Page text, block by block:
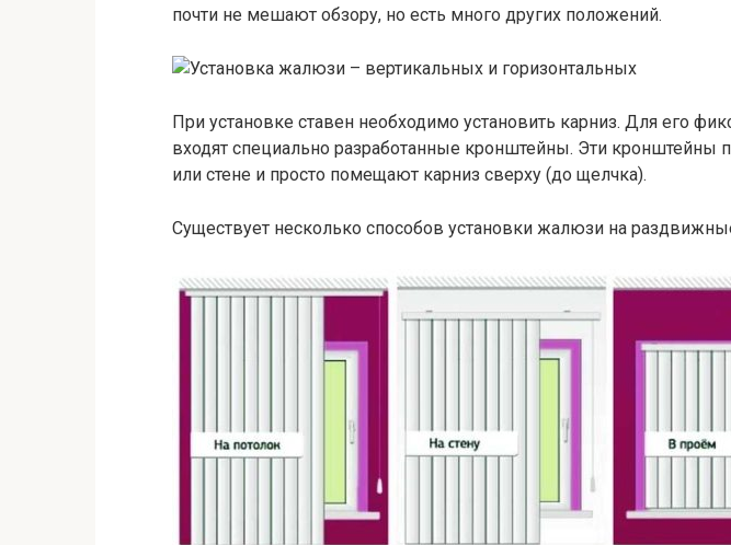
почти не мешают обзору, но есть много других положений.
При установке ставен необходимо установить карниз. Для его
входят специально разработанные кронштейны. Эти кронштейны
или стене и просто помещают карниз сверху (до щелчка).
Существует несколько способов установки жалюзи на